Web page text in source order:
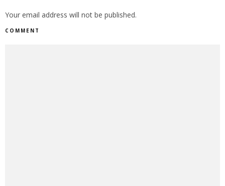
Your email address will not be published.
COMMENT